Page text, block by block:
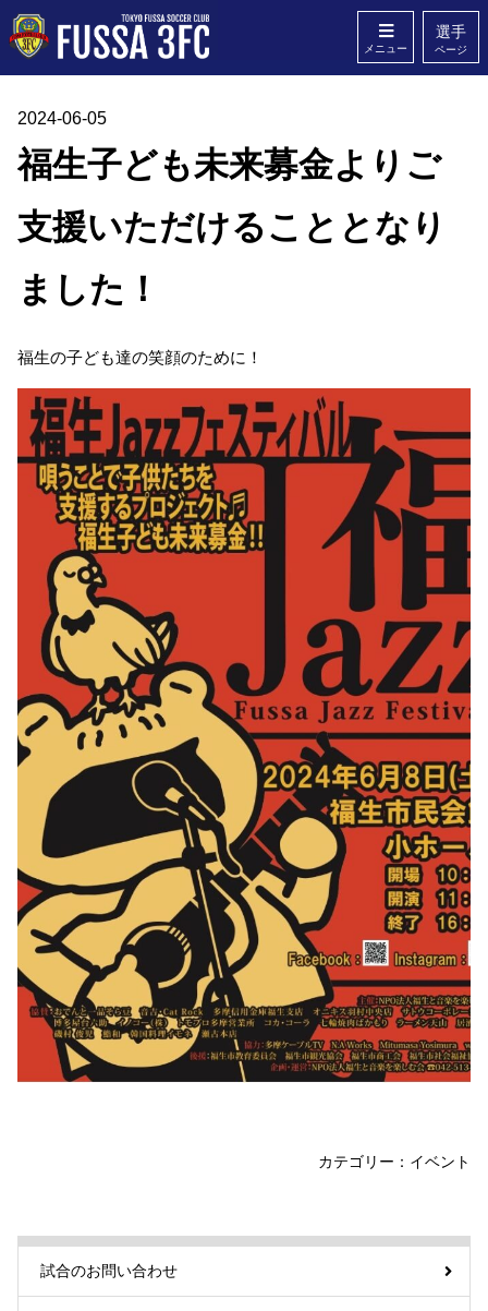
メニュー
ホーム
スタッフ Q&A
無料体験 お問い合わせ
選手
ページ
2024-06-05
福生子ども未来募金よりご
支援いただけることとなり
ました！
福生の子ども達の笑顔のために！
カテゴリー： イベント
試合のお問い合わせ